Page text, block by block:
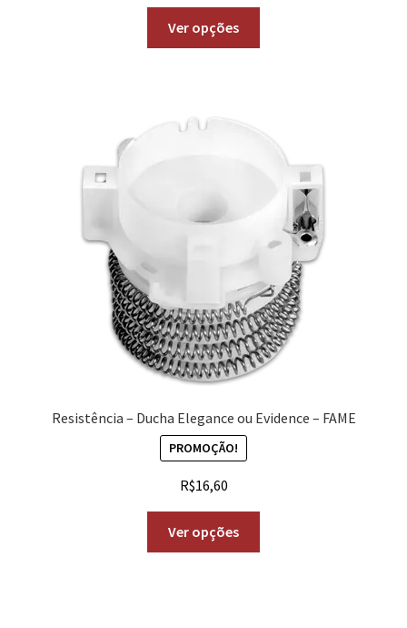
Ver opções
Resistência – Ducha Elegance ou Evidence – FAME
PROMOÇÃO!
R$16,60
Ver opções